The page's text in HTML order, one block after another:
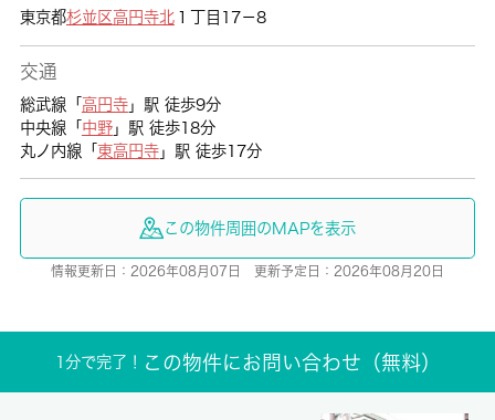
東京都杉並区 高円寺北１丁目17－8
交通
総武線「 高円寺」駅 徒歩9分
中央線「 中野」駅 徒歩18分
丸ノ内線「 東高円寺」駅 徒歩17分
この物件周囲のMAPを表示
情報更新日：2026年08月07日 更新予定日：2026年08月20日
1分で完了！ この物件にお問い合わせ（無料）